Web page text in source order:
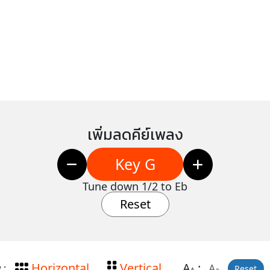
เพิ่มลดคีย์เพลง
Key G
Tune down 1/2 to Eb
Reset